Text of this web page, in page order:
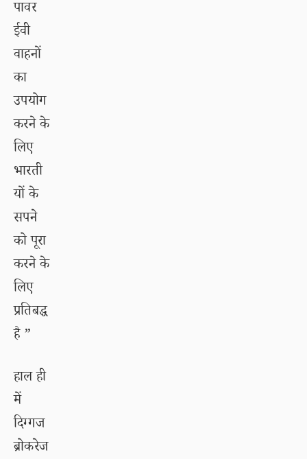
पावर
ईवी
वाहनों
का
उपयोग
करने के
लिए
भारती
यों के
सपने
को पूरा
करने के
लिए
प्रतिबद्ध
है ”
हाल ही
में
दिग्गज
ब्रोकरेज